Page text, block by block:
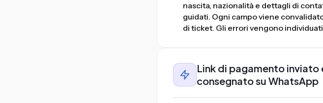
nascita, nazionalità e dettagli di
guidati. Ogni campo viene
di ticket. Gli errori vengono
Link di pagamento
consegnato su WhatsApp